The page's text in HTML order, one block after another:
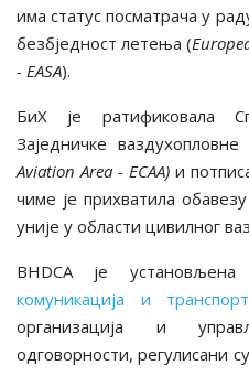
има статус посматрача у
безбједност летења (
- EASA).
БиХ је ратификовала
Заједничке ваздухопловне
Aviation Area - ECAA) и
чиме је прихватила
уније у области цивилног
BHDCA је
комуникација и
организација и
одговорности, регулисани